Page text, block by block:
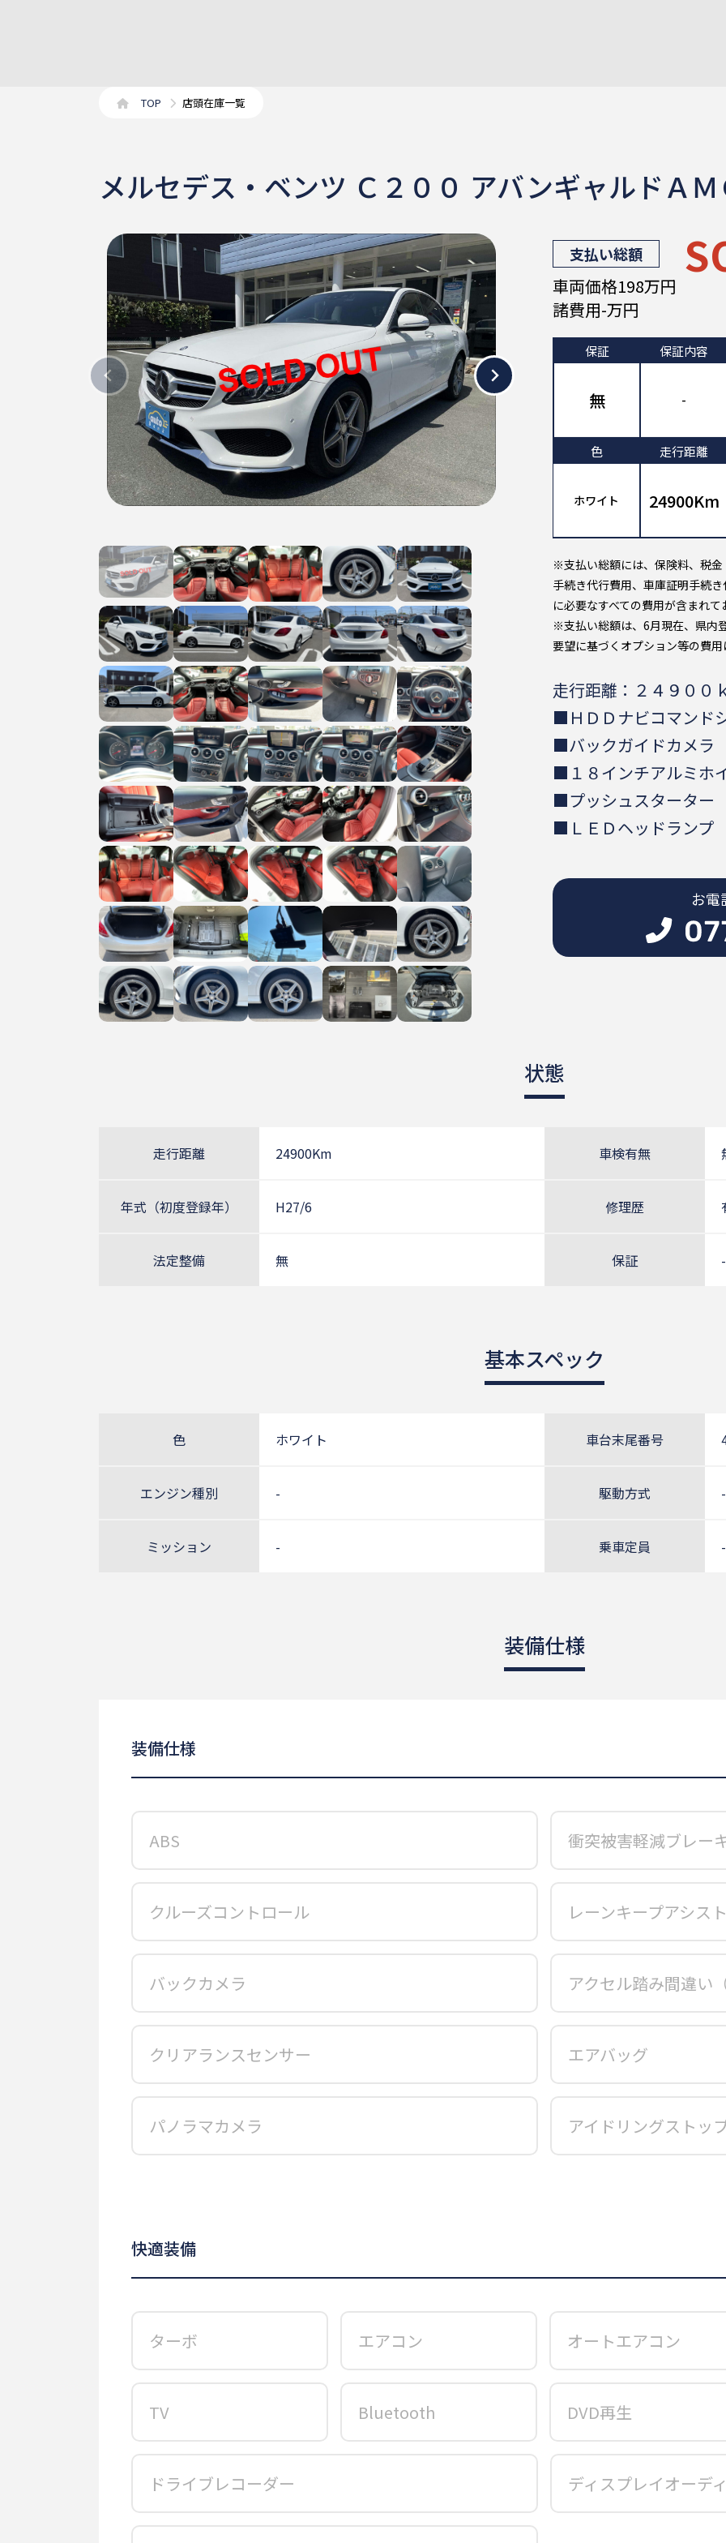
TOP 店頭在庫一覧
メルセデス・ベンツ Ｃ２００ アバンギャルドＡ
支払い総額
車両価格198万円
諸費用-万円
保証
無
保証内容
-
色
ホワイト
走行距離
24900Km
※支払い総額には、保険料、税
手続き代行費用、車庫証明手続
に必要なすべての費用が含まれて
※支払い総額は、6月現在、県内
要望に基づくオプション等の費用
走行距離：２４９００
■ＨＤＤナビコマン
■バックガイドカメ
■１８インチアルミ
■プッシュスター
■ＬＥＤヘッドラ
お電
状態
走行距離 24900Km 車検有無
年式（初度登録年） H27/6 修理歴
法定整備 無 保証 -
基本スペック
色 ホワイト 車台末尾番号
エンジン種別 - 駆動方式 -
ミッション - 乗車定員 -
装備仕様
装備仕様
ABS 衝突被害軽減ブレー
クルーズコントロール レーンキープアシスト
バックカメラ アクセル踏み間違い
クリアランスセンサー エアバッグ
パノラマカメラ アイドリングストッ
快適装備
ターボ エアコン オートエアコン
TV Bluetooth DVD再生
ドライブレコーダー ディスプレイオーデ